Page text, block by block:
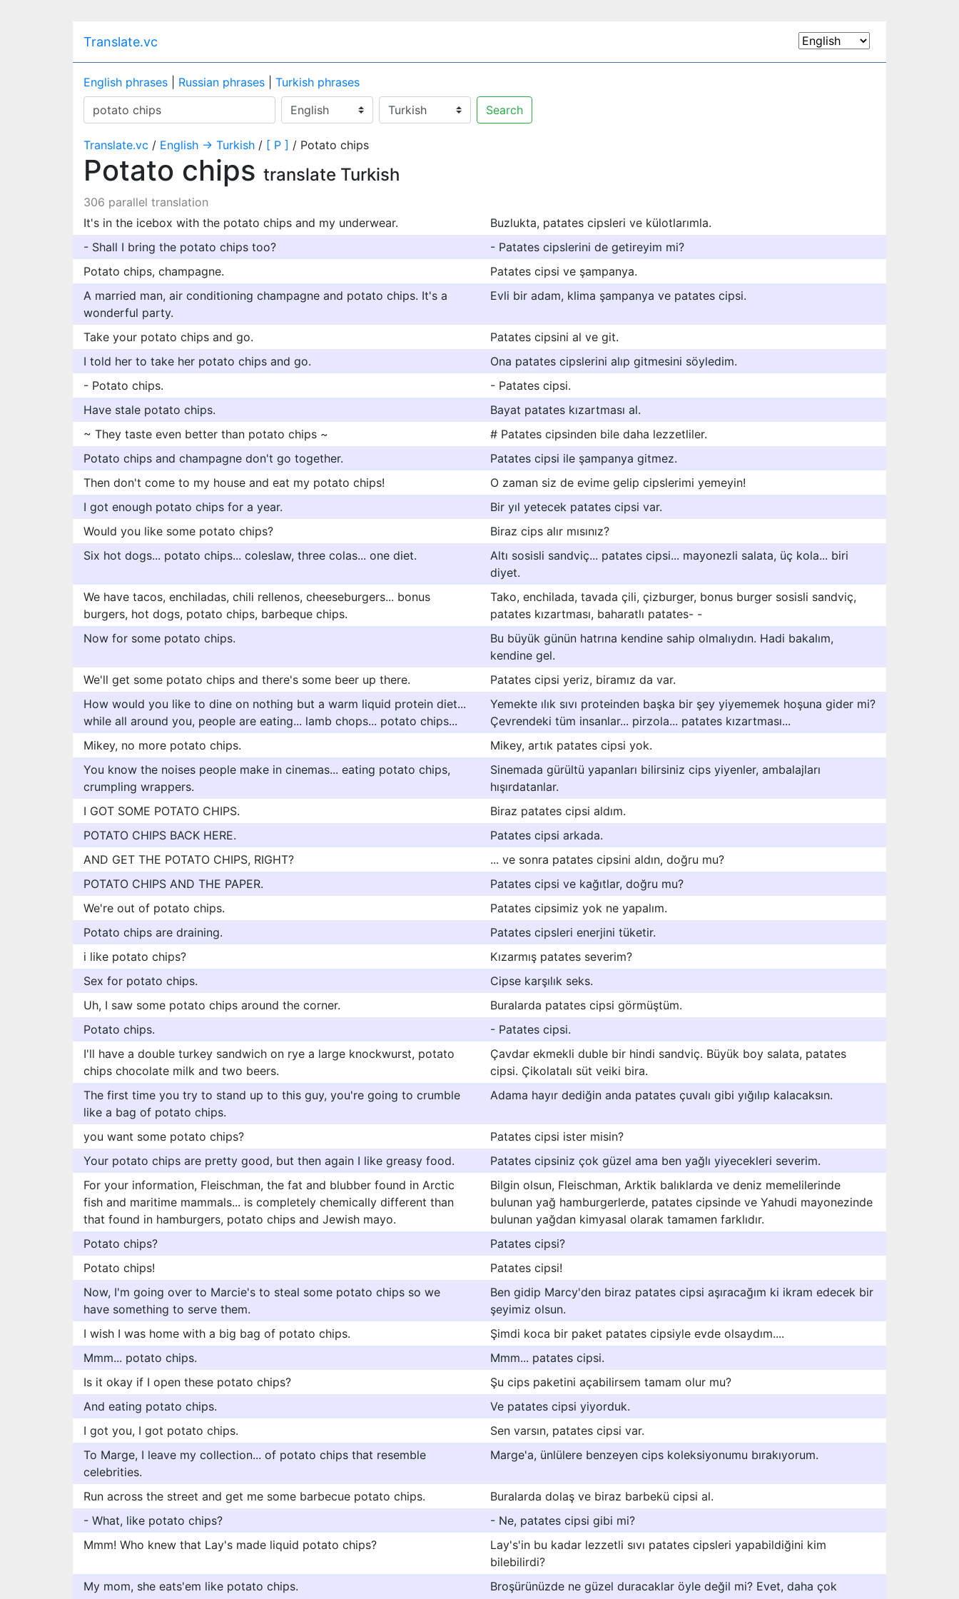
Translate.vc
English phrases Russian phrases
Turkish phrases
Search
Translate.vc / English → Turkish / [ P ] / Potato chips
Potato chips translate Turkish
306 parallel translation
It's in the icebox with the potato chips and my underwear.
Buzlukta, patates cipsleri ve külotlarımla.
- Shall I bring the potato chips too?
- Patates cipslerini de getireyim mi?
Potato chips, champagne.
Patates cipsi ve şampanya.
A married man, air conditioning champagne and potato chips. It's a
wonderful party.
Evli bir adam, klima şampanya ve patates cipsi.
Take your potato chips and go.
Patates cipsini al ve git.
I told her to take her potato chips and go.
Ona patates cipslerini alıp gitmesini söyledim.
- Potato chips.
- Patates cipsi.
Have stale potato chips.
Bayat patates kızartması al.
~ They taste even better than potato chips ~
# Patates cipsinden bile daha lezzetliler.
Potato chips and champagne don't go together.
Patates cipsi ile şampanya gitmez.
Then don't come to my house and eat my potato chips!
O zaman siz de evime gelip cipslerimi yemeyin!
I got enough potato chips for a year.
Bir yıl yetecek patates cipsi var.
Would you like some potato chips?
Biraz cips alır mısınız?
Six hot dogs... potato chips... coleslaw, three colas... one diet.
Altı sosisli sandviç... patates cipsi... mayonezli salata, üç kola... biri
diyet.
We have tacos, enchiladas, chili rellenos, cheeseburgers... bonus
burgers, hot dogs, potato chips, barbeque chips.
Tako, enchilada, tavada çili, çizburger, bonus burger sosisli sandviç,
patates kızartması, baharatlı patates- -
Now for some potato chips.
Bu büyük günün hatrına kendine sahip olmalıydın. Hadi bakalım,
kendine gel.
We'll get some potato chips and there's some beer up there.
Patates cipsi yeriz, biramız da var.
How would you like to dine on nothing but a warm liquid protein diet...
while all around you, people are eating... lamb chops... potato chips...
Yemekte ılık sıvı proteinden başka bir şey yiyememek hoşuna gider mi?
Çevrendeki tüm insanlar... pirzola... patates kızartması...
Mikey, no more potato chips.
Mikey, artık patates cipsi yok.
You know the noises people make in cinemas... eating potato chips,
crumpling wrappers.
Sinemada gürültü yapanları bilirsiniz cips yiyenler, ambalajları
hışırdatanlar.
I GOT SOME POTATO CHIPS.
Biraz patates cipsi aldım.
POTATO CHIPS BACK HERE.
Patates cipsi arkada.
AND GET THE POTATO CHIPS, RIGHT?
... ve sonra patates cipsini aldın, doğru mu?
POTATO CHIPS AND THE PAPER.
Patates cipsi ve kağıtlar, doğru mu?
We're out of potato chips.
Patates cipsimiz yok ne yapalım.
Potato chips are draining.
Patates cipsleri enerjini tüketir.
i like potato chips?
Kızarmış patates severim?
Sex for potato chips.
Cipse karşılık seks.
Uh, I saw some potato chips around the corner.
Buralarda patates cipsi görmüştüm.
Potato chips.
- Patates cipsi.
I'll have a double turkey sandwich on rye a large knockwurst, potato
chips chocolate milk and two beers.
Çavdar ekmekli duble bir hindi sandviç. Büyük boy salata, patates
cipsi. Çikolatalı süt veiki bira.
The first time you try to stand up to this guy, you're going to crumble
like a bag of potato chips.
Adama hayır dediğin anda patates çuvalı gibi yığılıp kalacaksın.
you want some potato chips?
Patates cipsi ister misin?
Your potato chips are pretty good, but then again I like greasy food.
Patates cipsiniz çok güzel ama ben yağlı yiyecekleri severim.
For your information, Fleischman, the fat and blubber found in Arctic
fish and maritime mammals... is completely chemically different than
that found in hamburgers, potato chips and Jewish mayo.
Bilgin olsun, Fleischman, Arktik balıklarda ve deniz memelilerinde
bulunan yağ hamburgerlerde, patates cipsinde ve Yahudi mayonezinde
bulunan yağdan kimyasal olarak tamamen farklıdır.
Potato chips?
Patates cipsi?
Potato chips!
Patates cipsi!
Now, I'm going over to Marcie's to steal some potato chips so we
have something to serve them.
Ben gidip Marcy'den biraz patates cipsi aşıracağım ki ikram edecek bir
şeyimiz olsun.
I wish I was home with a big bag of potato chips.
Şimdi koca bir paket patates cipsiyle evde olsaydım....
Mmm... potato chips.
Mmm... patates cipsi.
Is it okay if I open these potato chips?
Şu cips paketini açabilirsem tamam olur mu?
And eating potato chips.
Ve patates cipsi yiyorduk.
I got you, I got potato chips.
Sen varsın, patates cipsi var.
To Marge, I leave my collection... of potato chips that resemble
celebrities.
Marge'a, ünlülere benzeyen cips koleksiyonumu bırakıyorum.
Run across the street and get me some barbecue potato chips.
Buralarda dolaş ve biraz barbekü cipsi al.
- What, like potato chips?
- Ne, patates cipsi gibi mi?
Mmm! Who knew that Lay's made liquid potato chips?
Lay's'in bu kadar lezzetli sıvı patates cipsleri yapabildiğini kim
bilebilirdi?
My mom, she eats'em like potato chips.
Broşürünüzde ne güzel duracaklar öyle değil mi? Evet, daha çok